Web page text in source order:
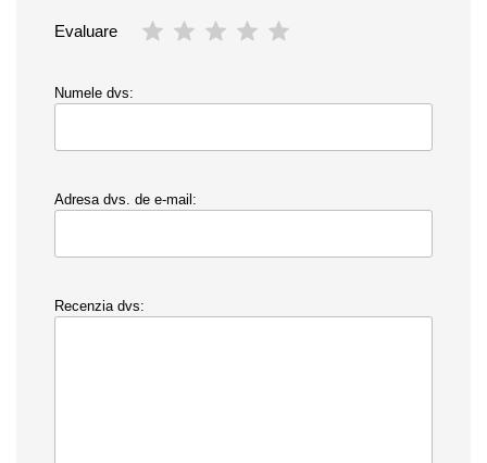
Evaluare
Numele dvs:
Adresa dvs. de e-mail:
Recenzia dvs: